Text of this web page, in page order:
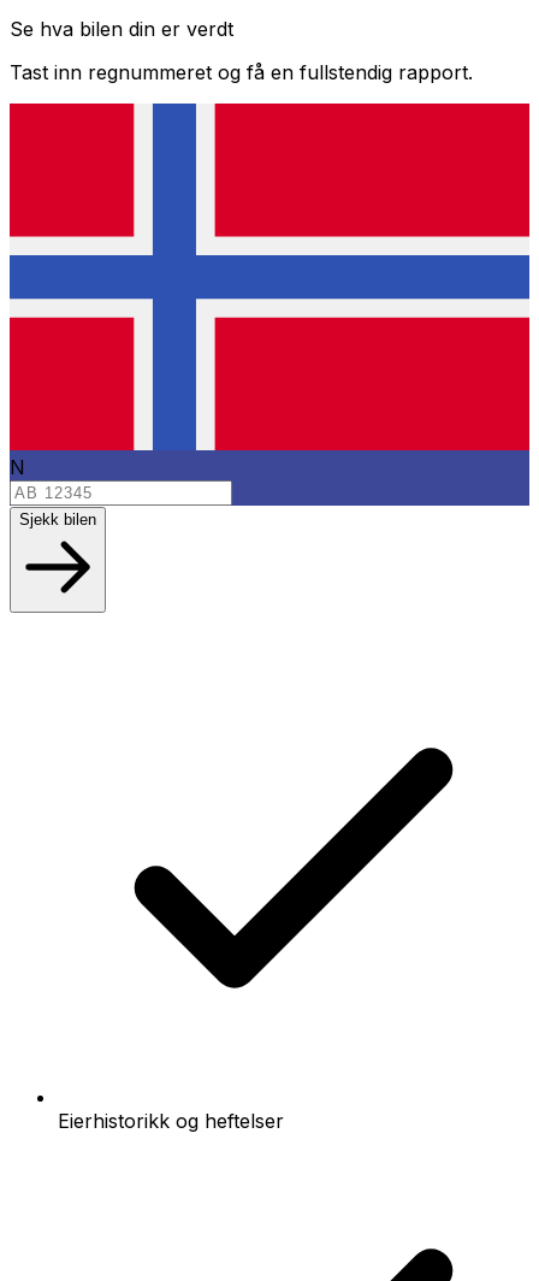
Se hva bilen din er verdt
Tast inn regnummeret og få en fullstendig rapport.
N
Sjekk bilen
Eierhistorikk og heftelser